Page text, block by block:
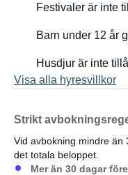
Festivaler är inte
Barn under 12 år
Husdjur är inte
Visa alla hyresvillkor
Strikt
Vid avbokning mindre än
det totala beloppet.
Mer än 30 dagar